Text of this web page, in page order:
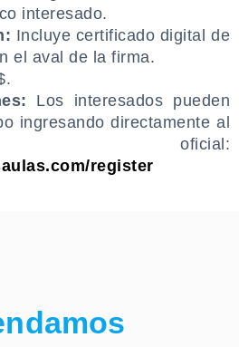
interesado.
Incluye certificado digital de
el aval de la firma.
Los interesados pueden
ingresando directamente al
oficial:
register